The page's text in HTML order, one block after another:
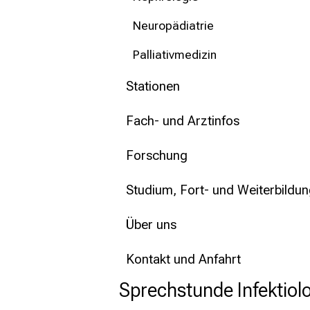
Neuropädiatrie
Palliativmedizin
Stationen
Fach- und Arztinfos
Forschung
Studium, Fort- und
Über uns
Kontakt und Anfahrt
Sprechstunde